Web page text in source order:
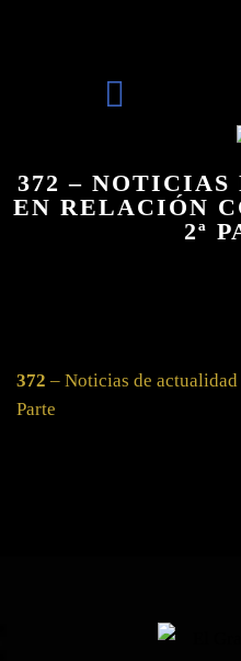
372 –
EN RELACIÓN
2ª
372 – Noticias de
Parte